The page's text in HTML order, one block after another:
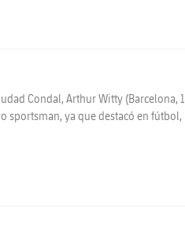
Condal, Arthur Witty (Barcelona,
sportsman, ya que destacó en